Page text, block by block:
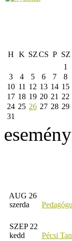
H K SZCS P SZ
1
3
4 5 6 7 8
10 11 12 13 14 15
17 18 19 20 21 22
24 25 26 27 28 29
31
AUG 26
szerda
SZEP 22
kedd
Pécsi